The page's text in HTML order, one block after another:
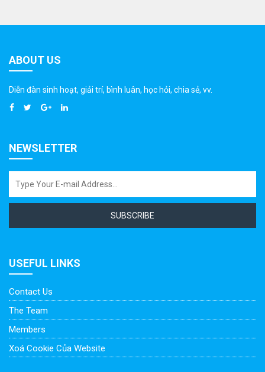
ABOUT US
Diễn đàn sinh hoạt, giải trí, bình luân, học hỏi, chia sẻ, vv.
NEWSLETTER
SUBSCRIBE
USEFUL LINKS
Contact Us
The Team
Members
Xoá Cookie Của Website